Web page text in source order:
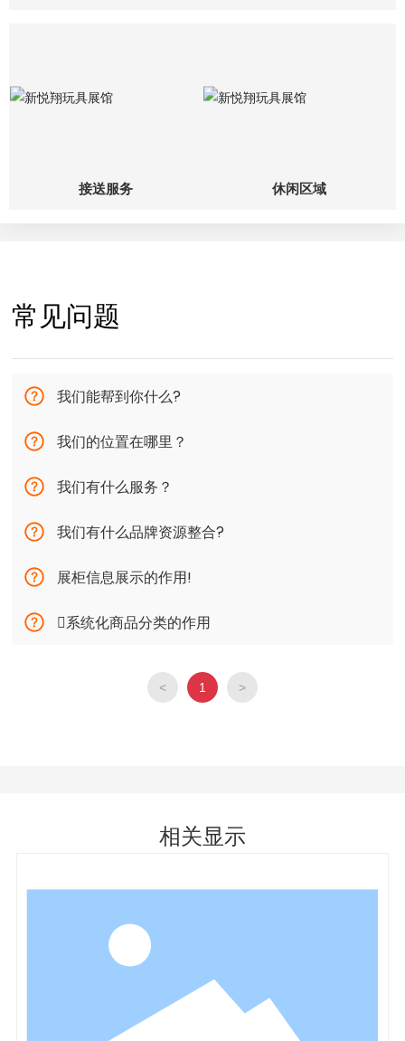
接送服务 休闲区域
常见问题
我们能帮到你什么?
我们的位置在哪里？
我们有什么服务？
我们有什么品牌资源整合?
展柜信息展示的作用!
系统化商品分类的作用
< 1 >
相关显示